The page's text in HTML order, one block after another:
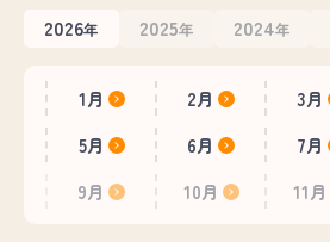
2026年 2025年 2024年
1月 2月 3月
5月
6月 7月
9月
10月 11月